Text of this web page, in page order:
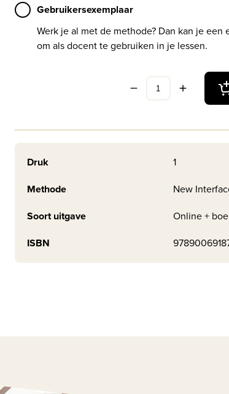
Gebruikersexemplaar
Werk je al met de methode? Dan kan je een
om als docent te gebruiken in je lessen.
Druk
1
Methode
New
Soort uitgave
Online +
ISBN